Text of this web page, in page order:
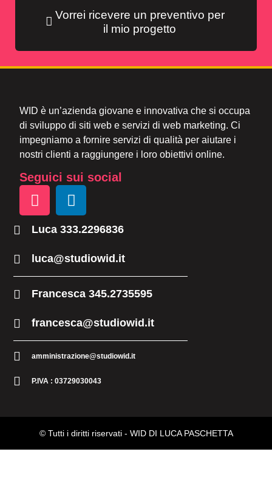
Vorrei ricevere un preventivo per
il mio progetto
WID è un’azienda giovane e innovativa che si occupa
di sviluppo di siti web e servizi di web marketing. Ci
impegniamo a fornire servizi di qualità per aiutare i
nostri clienti a raggiungere i loro obiettivi online.
Seguici sui social
Luca 333.2296836
luca@studiowid.it
Francesca 345.2735595
francesca@studiowid.it
amministrazione@studiowid.it
P.IVA : 03729030043
© Tutti i diritti riservati - WID DI LUCA PASCHETTA